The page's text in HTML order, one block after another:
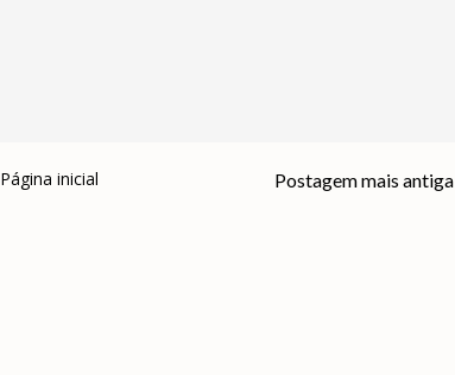
Postagem mais antiga
Página inicial